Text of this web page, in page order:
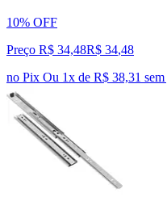
10% OFF
Preço R$ 34,48R$ 34,48
no Pix Ou 1x de R$ 38,31